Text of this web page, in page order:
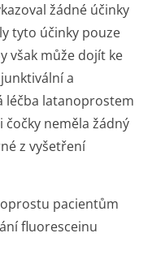
žádné účinky
tyto účinky pouze
však může dojít ke
a
léčba latanoprostem
neměla žádný
z vyšetření
pacientům
fluoresceinu